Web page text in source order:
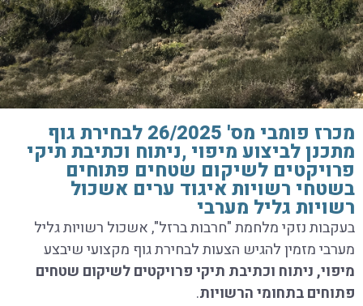
מכרז פומבי מס' 26/2025 לבחירת גוף
מתכנן לביצוע מיפוי ,ניתוח וכתיבת תיקי
פרויקטים לשיקום שטחים פתוחים
בשטחי רשויות איגוד ערים אשכול
רשויות גליל מערבי
בעקבות נזקי מלחמת "חרבות ברזל", אשכול רשויות גליל
מערבי מזמין להגיש הצעות לבחירת גוף מקצועי שיבצע
מיפוי, ניתוח וכתיבת תיקי פרויקטים לשיקום שטחים
פתוחיםבתחומי הרשויות.